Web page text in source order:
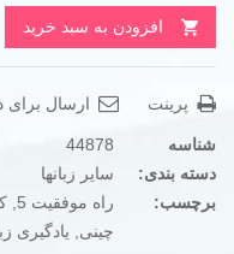
افزودن به سبد خرید
پرینت ارسال برای
شناسه
44878
دسته بندی:
سایر زبانها
برچسب:
راه موفقیت 5 ,
چینی , یادگیری